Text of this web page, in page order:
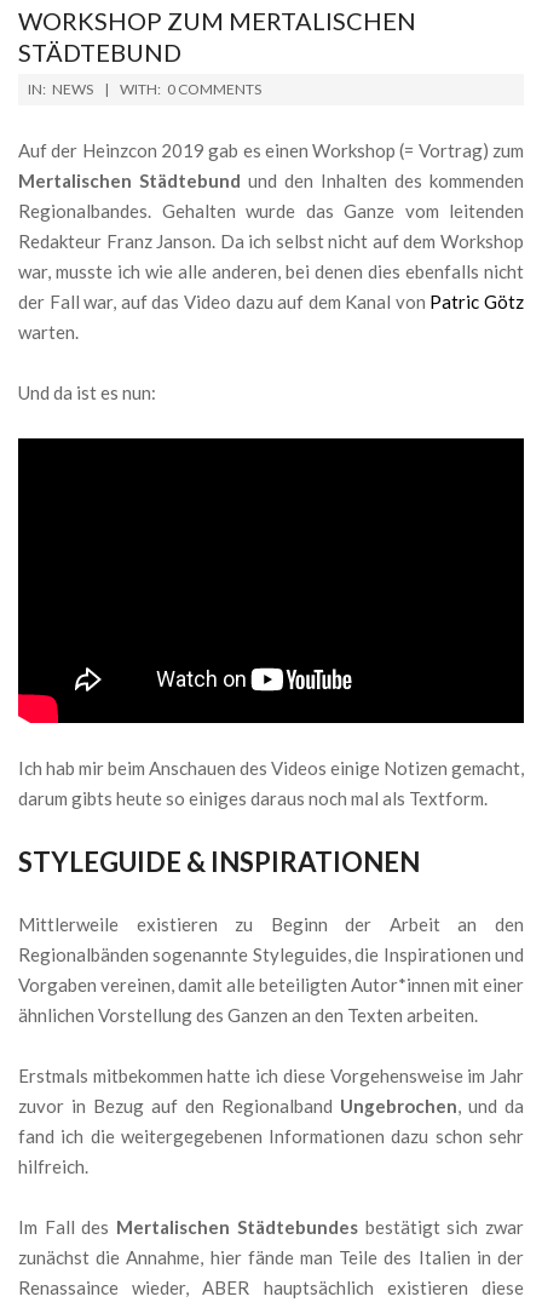
WORKSHOP ZUM MERTALISCHEN
STÄDTEBUND
2019-
17
IN: NEWS WITH: 0 COMMENTS
Auf der Heinzcon 2019 gab es einen Workshop (= Vortrag) zum
Mertalischen Städtebund und den Inhalten des kommenden
Regionalbandes. Gehalten wurde das Ganze vom leitenden
Redakteur Franz Janson. Da ich selbst nicht auf dem Workshop
war, musste ich wie alle anderen, bei denen dies ebenfalls nicht
der Fall war, auf das Video dazu auf dem Kanal von Patric Götz
warten.
Und da ist es nun:
Ich hab mir beim Anschauen des Videos einige Notizen gemacht,
darum gibts heute so einiges daraus noch mal als Textform.
STYLEGUIDE & INSPIRATIONEN
Mittlerweile existieren zu Beginn der Arbeit an den
Regionalbänden sogenannte Styleguides, die Inspirationen und
Vorgaben vereinen, damit alle beteiligten Autor*innen mit einer
ähnlichen Vorstellung des Ganzen an den Texten arbeiten.
Erstmals mitbekommen hatte ich diese Vorgehensweise im Jahr
zuvor in Bezug auf den Regionalband Ungebrochen, und da
fand ich die weitergegebenen Informationen dazu schon sehr
hilfreich.
Im Fall des Mertalischen Städtebundesbestätigt sich zwar
zunächst die Annahme, hier fände man Teile des Italien in der
Renassaince wieder, ABER hauptsächlich existieren diese